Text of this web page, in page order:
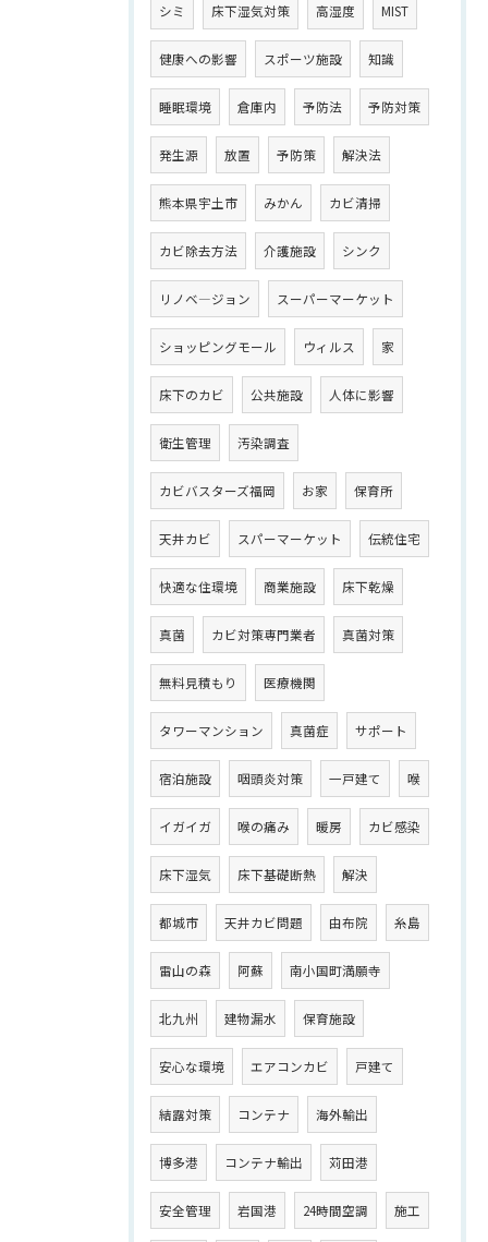
シミ 床下湿気対策 高湿度 MIST
健康への影響 スポーツ施設 知識
睡眠環境 倉庫内 予防法 予防対策
発生源 放置 予防策 解決法
熊本県宇土市 みかん カビ清掃
カビ除去方法 介護施設 シンク
リノベ―ジョン スーパーマーケット
ショッピングモール ウィルス 家
床下のカビ 公共施設 人体に影響
衛生管理 汚染調査
カビバスターズ福岡 お家 保育所
天井カビ スパーマーケット 伝統住宅
快適な住環境 商業施設 床下乾燥
真菌 カビ対策専門業者 真菌対策
無料見積もり 医療機関
タワーマンション 真菌症 サポート
宿泊施設 咽頭炎対策 一戸建て 喉
イガイガ 喉の痛み 暖房 カビ感染
床下湿気 床下基礎断熱 解決
都城市 天井カビ問題 由布院 糸島
雷山の森 阿蘇 南小国町満願寺
北九州 建物漏水 保育施設
安心な環境 エアコンカビ 戸建て
結露対策 コンテナ 海外輸出
博多港 コンテナ輸出 苅田港
安全管理 岩国港 24時間空調 施工